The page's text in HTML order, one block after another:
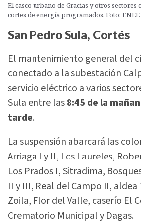
El casco urbano de Gracias y otros
cortes de energía programados. Foto: ENEE
San Pedro Sula, Cortés
El mantenimiento general del
conectado a la subestación
servicio eléctrico a varios
Sula entre las8:45 de la
tarde.
La suspensión abarcará las
Arriaga I y II, Los Laureles,
Los Prados I, Sitradima,
II y III, Real del Campo II, aldea
Zoila, Flor del Valle, caserío El
Crematorio Municipal y Dagas.